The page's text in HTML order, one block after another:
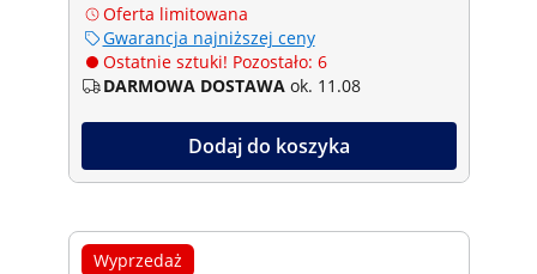
Oferta limitowana
Gwarancja najniższej ceny
Ostatnie sztuki! Pozostało: 6
DARMOWA DOSTAWA ok. 11.08
Dodaj do koszyka
Wyprzedaż